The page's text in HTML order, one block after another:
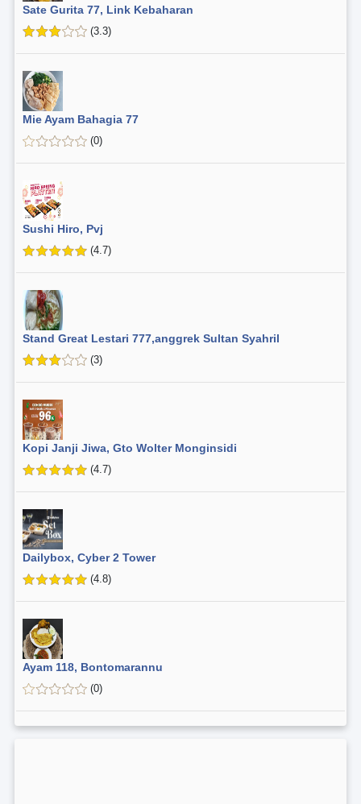
Sate Gurita 77, Link Kebaharan
(3.3)
Mie Ayam Bahagia 77
(0)
Sushi Hiro, Pvj
(4.7)
Stand Great Lestari 777,anggrek Sultan Syahril
(3)
Kopi Janji Jiwa, Gto Wolter Monginsidi
(4.7)
Dailybox, Cyber 2 Tower
(4.8)
Ayam 118, Bontomarannu
(0)